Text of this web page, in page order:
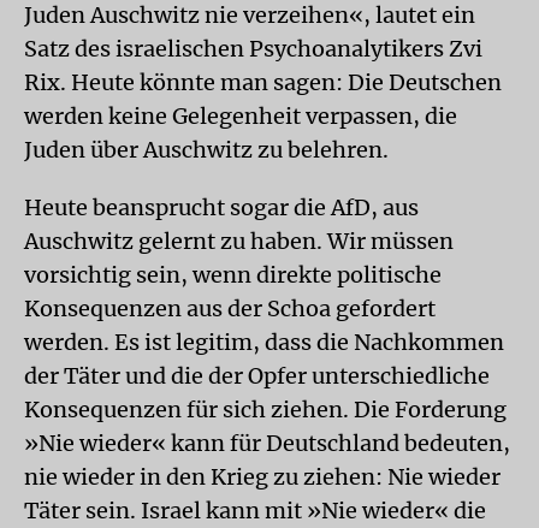
Juden Auschwitz nie verzeihen«, lautet ein
Satz des israelischen Psychoanalytikers Zvi
Rix. Heute könnte man sagen: Die Deutschen
werden keine Gelegenheit verpassen, die
Juden über Auschwitz zu belehren.
Heute beansprucht sogar die AfD, aus
Auschwitz gelernt zu haben. Wir müssen
vorsichtig sein, wenn direkte politische
Konsequenzen aus der Schoa gefordert
werden. Es ist legitim, dass die Nachkommen
der Täter und die der Opfer unterschiedliche
Konsequenzen für sich ziehen. Die Forderung
»Nie wieder« kann für Deutschland bedeuten,
nie wieder in den Krieg zu ziehen: Nie wieder
Täter sein. Israel kann mit »Nie wieder« die